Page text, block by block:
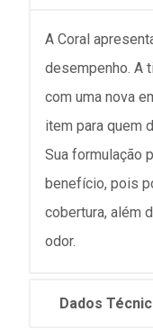
A Coral
desempenho. A
com uma nova
item para quem
Sua formulação
benefício, pois
cobertura, além
odor.
Dados